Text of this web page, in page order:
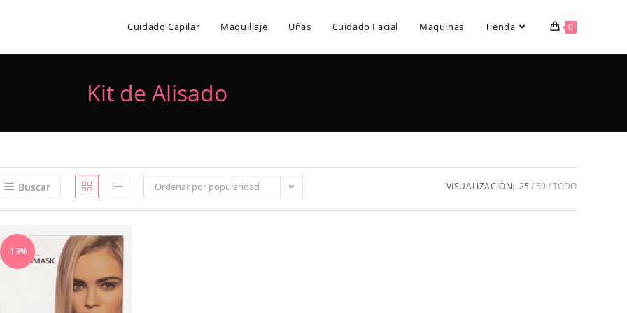
Cuidado Capilar Maquillaje Uñas Cuidado Facial Maquinas Tienda 0
Kit de Alisado
Buscar Ordenar por popularidad VISUALIZACIÓN: 25 50 TODO
-13%